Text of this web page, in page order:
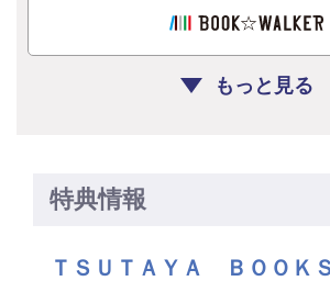
もっと見る
特典情報
ＴＳＵＴＡＹＡ ＢＯＯＫ